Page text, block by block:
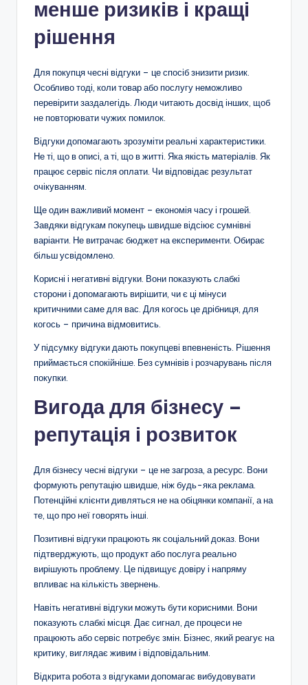
менше ризиків і кращі
рішення
Для покупця чесні відгуки – це спосіб знизити ризик.
Особливо тоді, коли товар або послугу неможливо
перевірити заздалегідь. Люди читають досвід інших, щоб
не повторювати чужих помилок.
Відгуки допомагають зрозуміти реальні характеристики.
Не ті, що в описі, а ті, що в житті. Яка якість матеріалів. Як
працює сервіс після оплати. Чи відповідає результат
очікуванням.
Ще один важливий момент – економія часу і грошей.
Завдяки відгукам покупець швидше відсіює сумнівні
варіанти. Не витрачає бюджет на експерименти. Обирає
більш усвідомлено.
Корисні і негативні відгуки. Вони показують слабкі
сторони і допомагають вирішити, чи є ці мінуси
критичними саме для вас. Для когось це дрібниця, для
когось – причина відмовитись.
У підсумку відгуки дають покупцеві впевненість. Рішення
приймається спокійніше. Без сумнівів і розчарувань після
покупки.
Вигода для бізнесу –
репутація і розвиток
Для бізнесу чесні відгуки – це не загроза, а ресурс. Вони
формують репутацію швидше, ніж будь-яка реклама.
Потенційні клієнти дивляться не на обіцянки компанії, а на
те, що про неї говорять інші.
Позитивні відгуки працюють як соціальний доказ. Вони
підтверджують, що продукт або послуга реально
вирішують проблему. Це підвищує довіру і напряму
впливає на кількість звернень.
Навіть негативні відгуки можуть бути корисними. Вони
показують слабкі місця. Дає сигнал, де процеси не
працюють або сервіс потребує змін. Бізнес, який реагує на
критику, виглядає живим і відповідальним.
Відкрита робота з відгуками допомагає вибудовувати